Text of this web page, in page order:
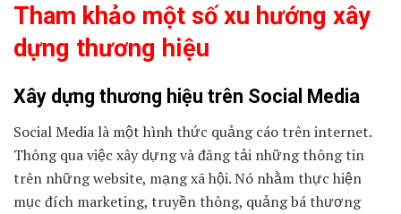
Tham khảo một số xu hướng xây
dựng thương hiệu
Xây dựng thương hiệu trên Social Media
Social Media là một hình thức quảng cáo trên internet.
Thông qua việc xây dựng và đăng tải những thông tin
trên những website, mạng xã hội. Nó nhằm thực hiện
mục đích marketing, truyền thông, quảng bá thương